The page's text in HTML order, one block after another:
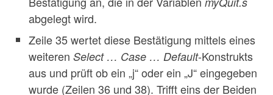
abgelegt wird.
Zeile 35 wertet diese Bestätigung mittels eines
weiterenSelect … Case … Default-Konstrukts
aus und prüft ob ein „j“ oder ein „J“ eingegeben
wurde (Zeilen 36 und 38). Trifft eins der Beiden